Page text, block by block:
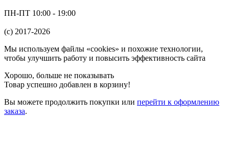
ПН-ПТ 10:00 - 19:00
(c) 2017-2026
Мы используем файлы «cookies» и похожие технологии,
чтобы улучшить работу и повысить эффективность сайта
Хорошо, больше не показывать
Товар успешно добавлен в корзину!
Вы можете продолжить покупки или перейти к оформлению
заказа.